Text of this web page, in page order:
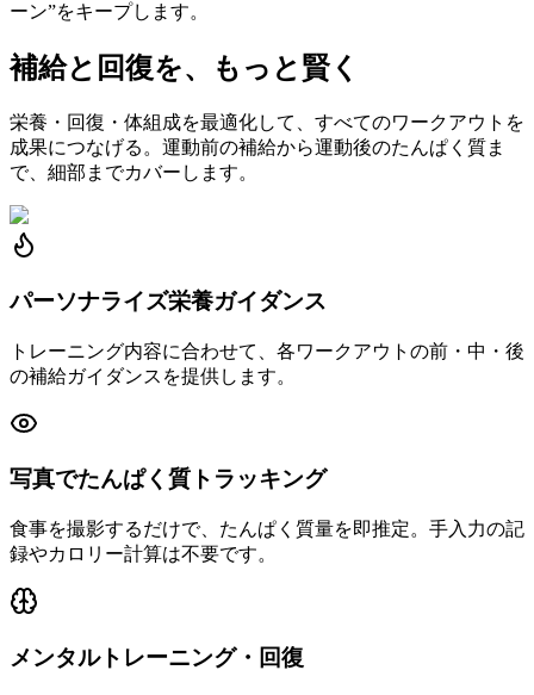
ーン”をキープします。
補給と回復を、もっと賢く
栄養・回復・体組成を最適化して、すべてのワークアウトを
成果につなげる。運動前の補給から運動後のたんぱく質ま
で、細部までカバーします。
パーソナライズ栄養ガイダンス
トレーニング内容に合わせて、各ワークアウトの前・中・後
の補給ガイダンスを提供します。
写真でたんぱく質トラッキング
食事を撮影するだけで、たんぱく質量を即推定。手入力の記
録やカロリー計算は不要です。
メンタルトレーニング・回復